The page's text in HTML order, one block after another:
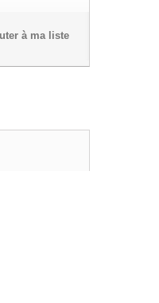
à ma liste